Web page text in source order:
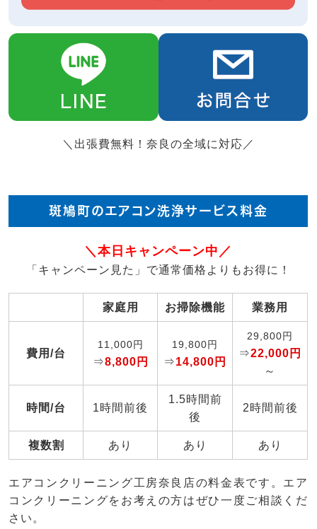
＼出張費無料！奈良の全域に対応／
斑鳩町のエアコン洗浄サービス料金
＼本日キャンペーン中／
「キャンペーン見た」で通常価格よりもお得に！
家庭用 お掃除機能 業務用
費用/台
11,000円
⇒8,800円
19,800円
⇒14,800円
29,800円
⇒22,000円
～
時間/台 1時間前後
1.5時間前
後
2時間前後
複数割 あり あり あり
エアコンクリーニング工房奈良店の料金表です。エア
コンクリーニングをお考えの方はぜひ一度ご相談くだ
さい。